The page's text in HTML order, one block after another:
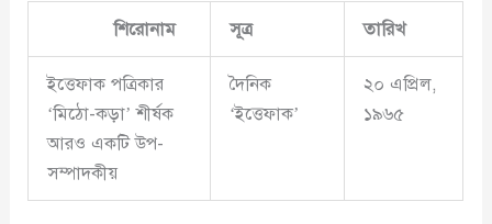
শিরোনাম সূত্র তারিখ
ইত্তেফাক পত্রিকার
‘মিঠো-কড়া’ শীর্ষক
আরও একটি উপ-
সম্পাদকীয়
দৈনিক
‘ইত্তেফাক’
২০ এপ্রিল,
১৯৬৫